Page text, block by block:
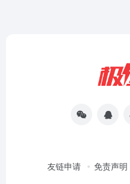
友链申请 免责声明